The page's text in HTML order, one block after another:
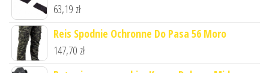
63,19 zł
Reis Spodnie Ochronne Do Pasa 56 Moro
147,70 zł